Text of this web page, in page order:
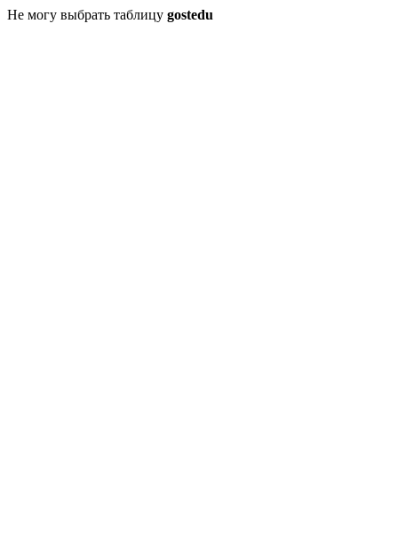
Не могу выбрать таблицу gostedu